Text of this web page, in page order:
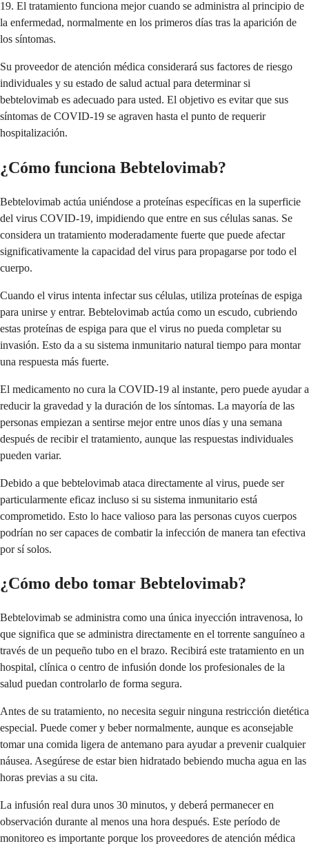
19. El tratamiento funciona mejor cuando se administra al principio de
la enfermedad, normalmente en los primeros días tras la aparición de
los síntomas.
Su proveedor de atención médica considerará sus factores de riesgo
individuales y su estado de salud actual para determinar si
bebtelovimab es adecuado para usted. El objetivo es evitar que sus
síntomas de COVID-19 se agraven hasta el punto de requerir
hospitalización.
¿Cómo funciona Bebtelovimab?
Bebtelovimab actúa uniéndose a proteínas específicas en la superficie
del virus COVID-19, impidiendo que entre en sus células sanas. Se
considera un tratamiento moderadamente fuerte que puede afectar
significativamente la capacidad del virus para propagarse por todo el
cuerpo.
Cuando el virus intenta infectar sus células, utiliza proteínas de espiga
para unirse y entrar. Bebtelovimab actúa como un escudo, cubriendo
estas proteínas de espiga para que el virus no pueda completar su
invasión. Esto da a su sistema inmunitario natural tiempo para montar
una respuesta más fuerte.
El medicamento no cura la COVID-19 al instante, pero puede ayudar a
reducir la gravedad y la duración de los síntomas. La mayoría de las
personas empiezan a sentirse mejor entre unos días y una semana
después de recibir el tratamiento, aunque las respuestas individuales
pueden variar.
Debido a que bebtelovimab ataca directamente al virus, puede ser
particularmente eficaz incluso si su sistema inmunitario está
comprometido. Esto lo hace valioso para las personas cuyos cuerpos
podrían no ser capaces de combatir la infección de manera tan efectiva
por sí solos.
¿Cómo debo tomar Bebtelovimab?
Bebtelovimab se administra como una única inyección intravenosa, lo
que significa que se administra directamente en el torrente sanguíneo a
través de un pequeño tubo en el brazo. Recibirá este tratamiento en un
hospital, clínica o centro de infusión donde los profesionales de la
salud puedan controlarlo de forma segura.
Antes de su tratamiento, no necesita seguir ninguna restricción dietética
especial. Puede comer y beber normalmente, aunque es aconsejable
tomar una comida ligera de antemano para ayudar a prevenir cualquier
náusea. Asegúrese de estar bien hidratado bebiendo mucha agua en las
horas previas a su cita.
La infusión real dura unos 30 minutos, y deberá permanecer en
observación durante al menos una hora después. Este período de
monitoreo es importante porque los proveedores de atención médica